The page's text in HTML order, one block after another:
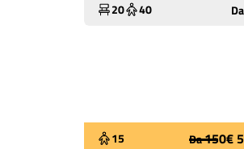
20 40 Da
15 Da150€